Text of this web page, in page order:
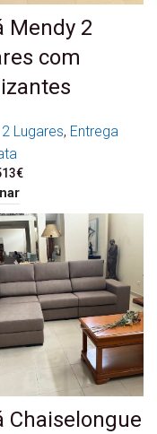
Mendy 2
com
Lugares, Entrega
preço original era:
€
Chaiselongue